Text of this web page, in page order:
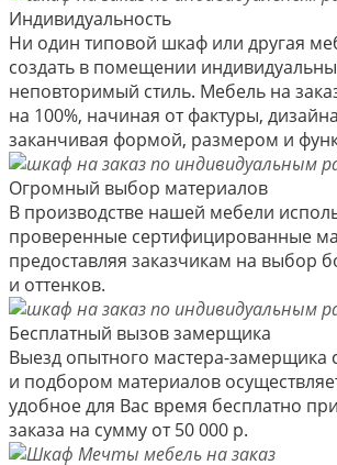
Индивидуальность
Ни один типовой шкаф или другая
создать в помещении
неповторимый стиль. Мебель на
на 100%, начиная от фактуры,
заканчивая формой, размером и
Огромный выбор материалов
В производстве нашей мебели
проверенные сертифицированные
предоставляя заказчикам на выбор
и оттенков.
Бесплатный вызов замерщика
Выезд опытного мастера-замерщика
и подбором материалов
удобное для Вас время бесплатно
заказа на сумму от 50 000 р.